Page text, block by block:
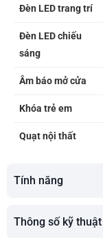
Đèn LED trang trí
Đèn LED chiếu
sáng
Âm báo mở cửa
Khóa trẻ em
Quạt nội thất
Tính năng
Thông số kỹ thuật